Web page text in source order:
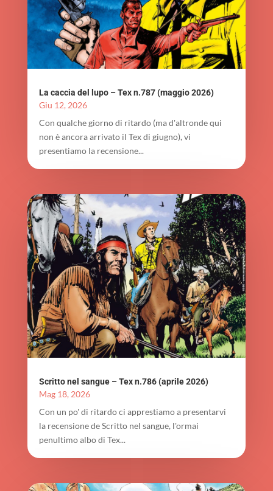
La caccia del lupo – Tex n.787 (maggio 2026)
Giu 12, 2026
Con qualche giorno di ritardo (ma d'altronde qui
non è ancora arrivato il Tex di giugno), vi
presentiamo la recensione...
Scritto nel sangue – Tex n.786 (aprile 2026)
Mag 18, 2026
Con un po' di ritardo ci apprestiamo a presentarvi
la recensione de Scritto nel sangue, l'ormai
penultimo albo di Tex...